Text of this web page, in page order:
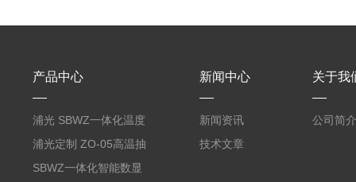
产品中心
浦光 SBWZ一体化温度
变送器传感器 防爆热电
阻PT100 数显远传4-
浦光定制 ZO-05高温抽
气式氧化锆分析仪 防爆
SBWZ一体化智能数显
新闻中心
新闻资讯
技术文章
关于我
公司简介